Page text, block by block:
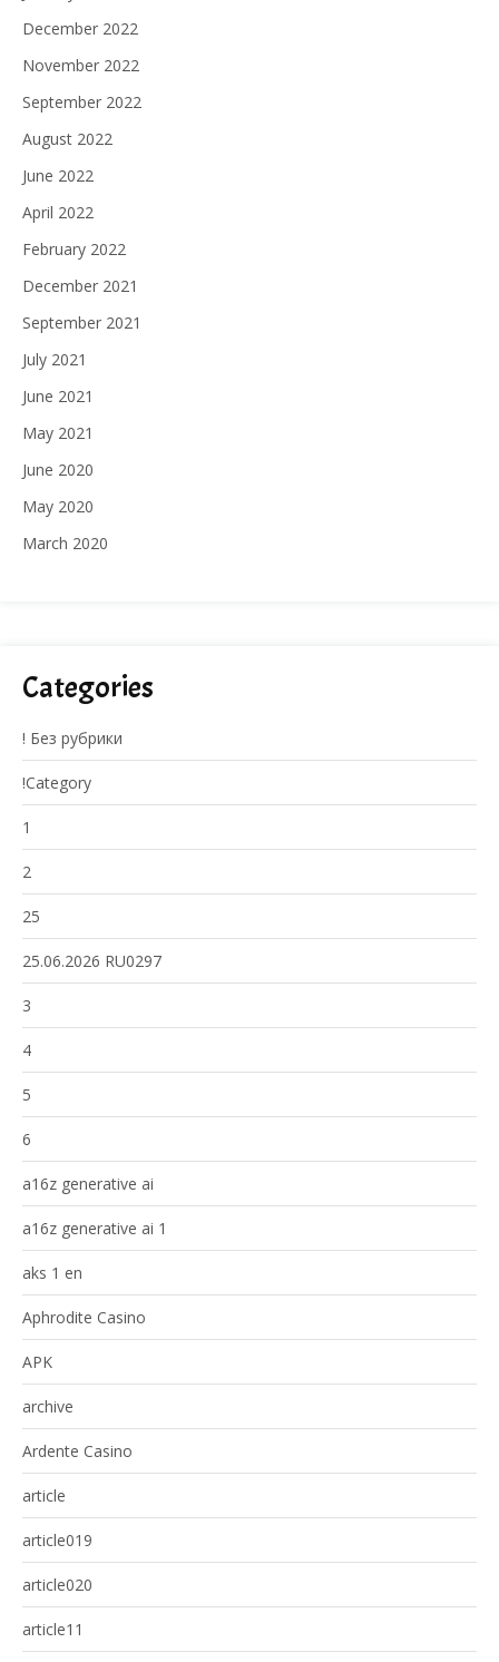
December 2022
November 2022
September 2022
August 2022
June 2022
April 2022
February 2022
December 2021
September 2021
July 2021
June 2021
May 2021
June 2020
May 2020
March 2020
Categories
! Без рубрики
!Category
1
2
25
25.06.2026 RU0297
3
4
5
6
a16z generative ai
a16z generative ai 1
aks 1 en
Aphrodite Casino
APK
archive
Ardente Casino
article
article019
article020
article11